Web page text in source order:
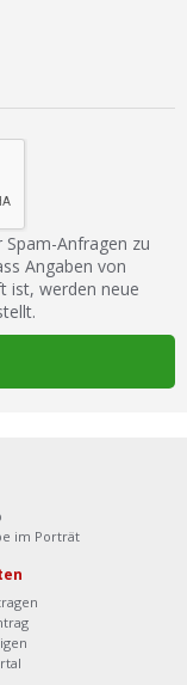
Anfragen zu
Angaben von
ist, werden neue
im Porträt